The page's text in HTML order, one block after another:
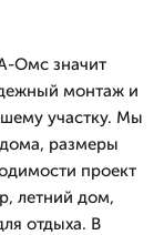
Омс значит
монтаж и
участку. Мы
размеры
проект
летний дом,
отдыха. В